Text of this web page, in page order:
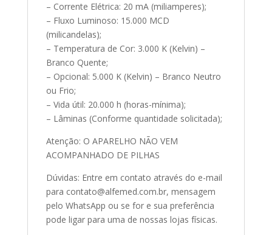
– Corrente Elétrica: 20 mA (miliamperes);
– Fluxo Luminoso: 15.000 MCD
(milicandelas);
– Temperatura de Cor: 3.000 K (Kelvin) –
Branco Quente;
– Opcional: 5.000 K (Kelvin) – Branco Neutro
ou Frio;
– Vida útil: 20.000 h (horas-mínima);
– Lâminas (Conforme quantidade solicitada);
Atenção: O APARELHO NÃO VEM
ACOMPANHADO DE PILHAS
Dúvidas: Entre em contato através do e-mail
para contato@alfemed.com.br, mensagem
pelo WhatsApp ou se for e sua preferência
pode ligar para uma de nossas lojas físicas.